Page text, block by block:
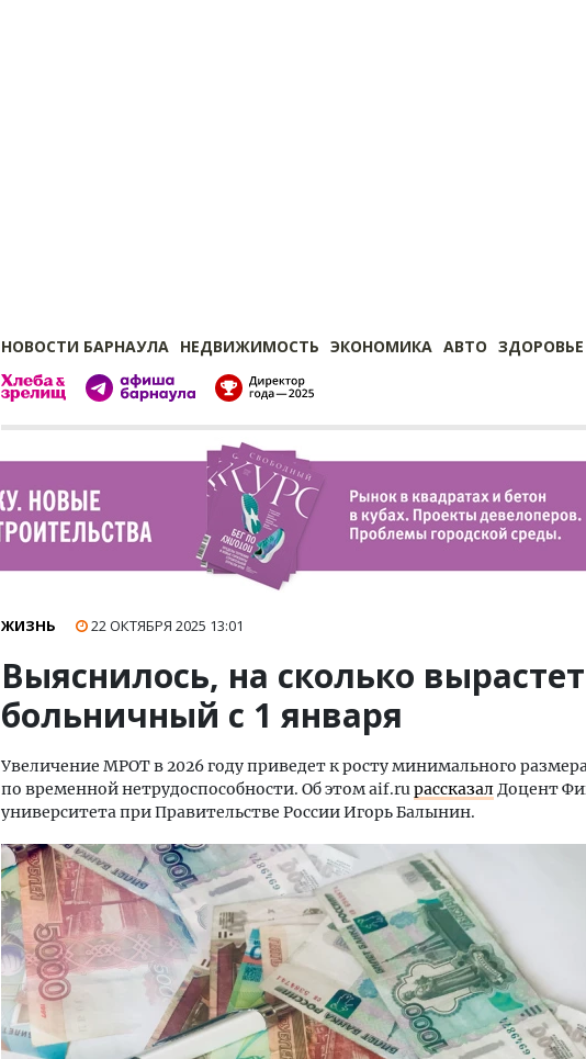
НОВОСТИ БАРНАУЛА НЕДВИЖИМОСТЬ ЭКОНОМИКА АВТО ЗДОРОВЬЕ
ЖИЗНЬ 22 ОКТЯБРЯ 2025 13:01
Выяснилось, на сколько вырастет
больничный с 1 января
Увеличение МРОТ в 2026 году приведет к росту минимального
по временной нетрудоспособности. Об этом aif.ruрассказалДоцент
университета при Правительстве России Игорь Балынин.